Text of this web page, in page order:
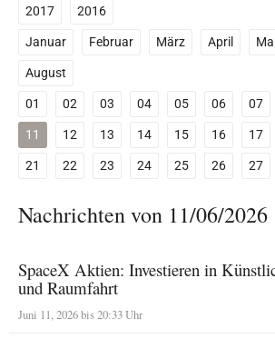
2017
2016
Januar
Februar März April
August
01
02 03 04 05 06 07
11
12 13 14 15 16 17
21
22 23 24 25 26 27
Nachrichten von 11/06/2026
SpaceX Aktien: Investieren in
und Raumfahrt
Juni 11, 2026 bis 20:33 Uhr